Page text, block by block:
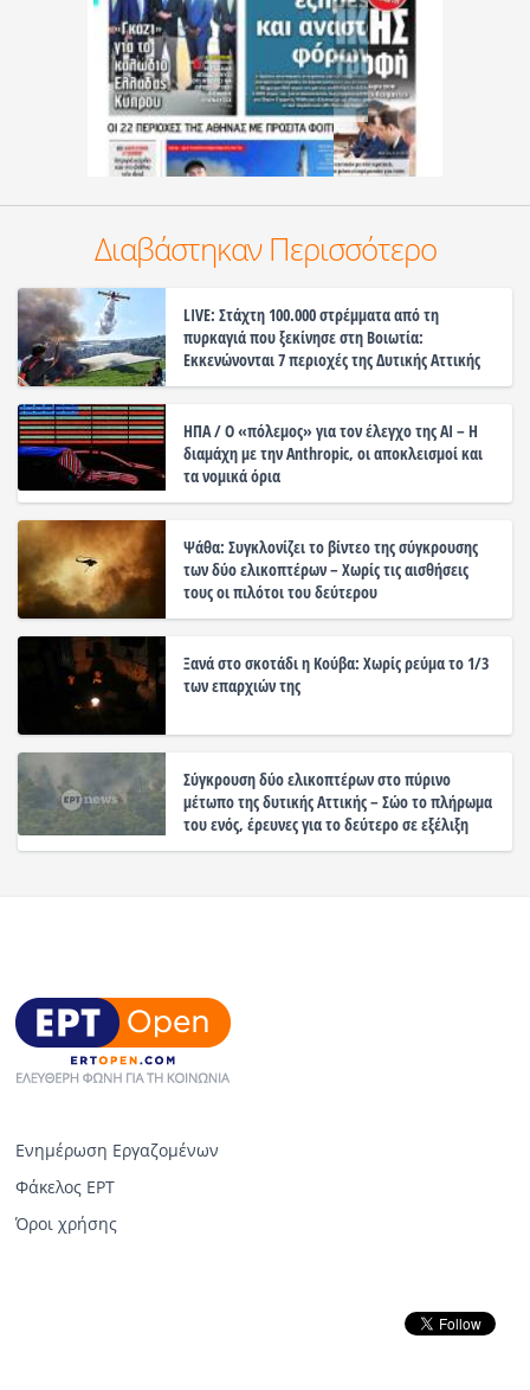
Διαβάστηκαν Περισσότερο
LIVE: Στάχτη 100.000 στρέμματα από τη
πυρκαγιά που ξεκίνησε στη Βοιωτία:
Εκκενώνονται 7 περιοχές της Δυτικής Αττικής
ΗΠΑ / Ο «πόλεμος» για τον έλεγχο της ΑΙ – Η
διαμάχη με την Anthropic, οι αποκλεισμοί και
τα νομικά όρια
Ψάθα: Συγκλονίζει το βίντεο της σύγκρουσης
των δύο ελικοπτέρων – Χωρίς τις αισθήσεις
τους οι πιλότοι του δεύτερου
Ξανά στο σκοτάδι η Κούβα: Χωρίς ρεύμα το 1/3
των επαρχιών της
Σύγκρουση δύο ελικοπτέρων στο πύρινο
μέτωπο της δυτικής Αττικής – Σώο το πλήρωμα
του ενός, έρευνες για το δεύτερο σε εξέλιξη
Ενημέρωση Εργαζομένων
Φάκελος ΕΡΤ
Όροι χρήσης